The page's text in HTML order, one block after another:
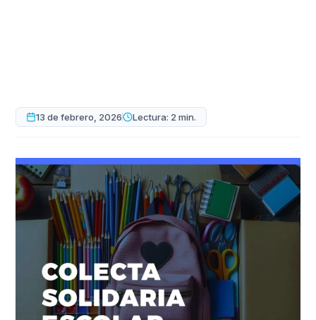
13 de febrero, 2026 Lectura: 2 min.